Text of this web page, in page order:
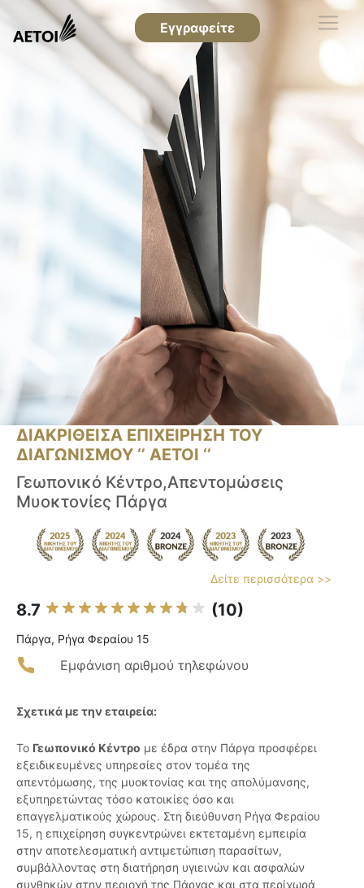
Εγγραφείτε
ΔΙΑΚΡΙΘΕΙΣΑ ΕΠΙΧΕΙΡΗΣΗ ΤΟΥ
ΔΙΑΓΩΝΙΣΜΟΥ ‘’ ΑΕΤΟΙ ‘’
Γεωπονικό Κέντρο,Απεντομώσεις
Μυοκτονίες Πάργα
Δείτε περισσότερα >>
8.7 (10)
Πάργα, Ρήγα Φεραίου 15
Εμφάνιση αριθμού τηλεφώνου
Σχετικά με την εταιρεία:
Το Γεωπονικό Κέντρο με έδρα στην Πάργα προσφέρει
εξειδικευμένες υπηρεσίες στον τομέα της
απεντόμωσης, της μυοκτονίας και της απολύμανσης,
εξυπηρετώντας τόσο κατοικίες όσο και
επαγγελματικούς χώρους. Στη διεύθυνση Ρήγα Φεραίου
15, η επιχείρηση συγκεντρώνει εκτεταμένη εμπειρία
στην αποτελεσματική αντιμετώπιση παρασίτων,
συμβάλλοντας στη διατήρηση υγιεινών και ασφαλών
συνθηκών στην περιοχή της Πάργας και στα περίχωρά